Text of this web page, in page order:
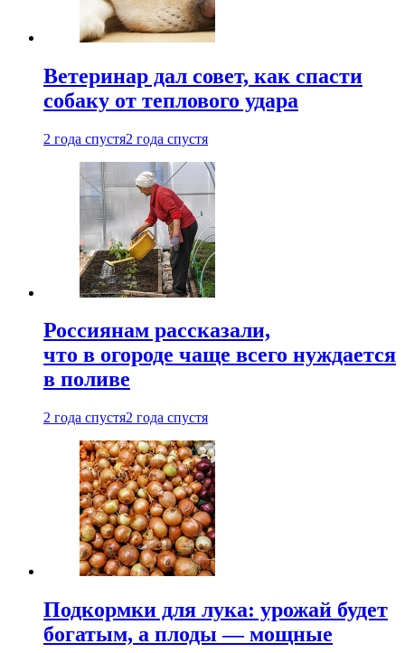
Ветеринар дал совет, как спасти
собаку от теплового удара
2 года спустя2 года спустя
Россиянам рассказали,
что в огороде чаще всего нуждается
в поливе
2 года спустя2 года спустя
Подкормки для лука: урожай будет
богатым, а плоды — мощные